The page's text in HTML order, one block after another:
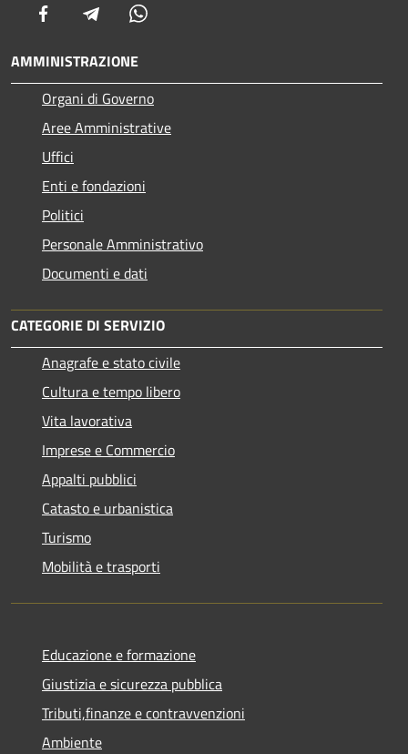
Facebook Telegram
AMMINISTRAZIONE
Organi di Governo
Aree Amministrative
Uffici
Enti e fondazioni
Politici
Personale Amministrativo
Documenti e dati
CATEGORIE DI SERVIZIO
Anagrafe e stato civile
Cultura e tempo libero
Vita lavorativa
Imprese e Commercio
Appalti pubblici
Catasto e urbanistica
Turismo
Mobilità e trasporti
Educazione e formazione
Giustizia e sicurezza pubblica
Tributi,finanze e contravvenzioni
Ambiente